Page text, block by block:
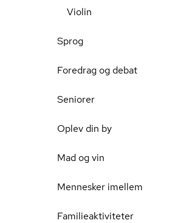
Violin
Sprog
Foredrag og debat
Seniorer
Oplev din by
Mad og vin
Mennesker imellem
Familieaktiviteter